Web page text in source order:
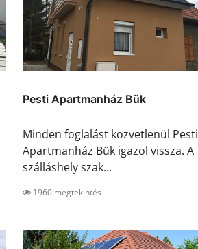
Pesti Apartmanház Bük
Minden foglalást közvetlenül Pesti
Apartmanház Bük igazol vissza. A
szálláshely szak...
1960 megtekintés